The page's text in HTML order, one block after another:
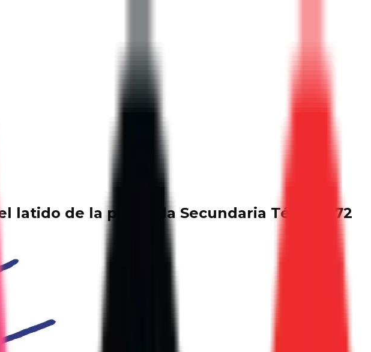
latido de la paz en la Secundaria Técnica 72